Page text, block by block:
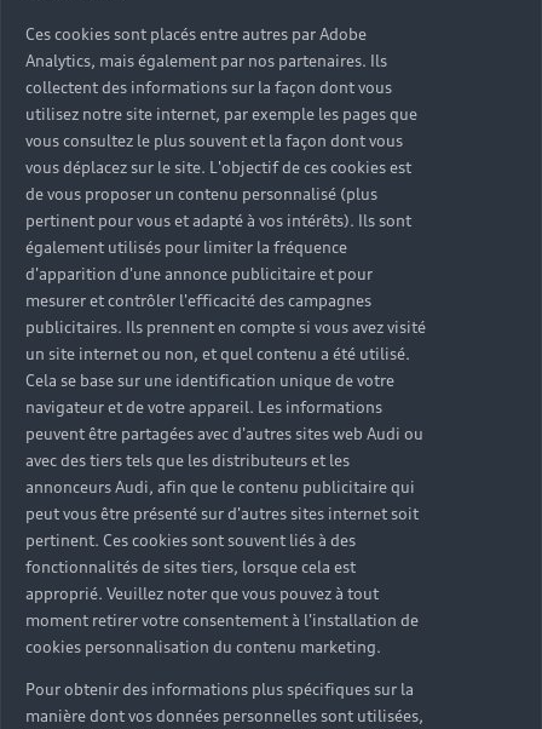
Ces cookies sont placés entre autres par Adobe
Analytics, mais également par nos partenaires. Ils
collectent des informations sur la façon dont vous
utilisez notre site internet, par exemple les pages que
vous consultez le plus souvent et la façon dont vous
vous déplacez sur le site. L'objectif de ces cookies est
de vous proposer un contenu personnalisé (plus
pertinent pour vous et adapté à vos intérêts). Ils sont
également utilisés pour limiter la fréquence
d'apparition d'une annonce publicitaire et pour
mesurer et contrôler l'efficacité des campagnes
publicitaires. Ils prennent en compte si vous avez visité
un site internet ou non, et quel contenu a été utilisé.
Cela se base sur une identification unique de votre
navigateur et de votre appareil. Les informations
peuvent être partagées avec d'autres sites web Audi ou
avec des tiers tels que les distributeurs et les
annonceurs Audi, afin que le contenu publicitaire qui
peut vous être présenté sur d'autres sites internet soit
pertinent. Ces cookies sont souvent liés à des
fonctionnalités de sites tiers, lorsque cela est
approprié. Veuillez noter que vous pouvez à tout
moment retirer votre consentement à l'installation de
cookies personnalisation du contenu marketing.
Pour obtenir des informations plus spécifiques sur la
manière dont vos données personnelles sont utilisées,